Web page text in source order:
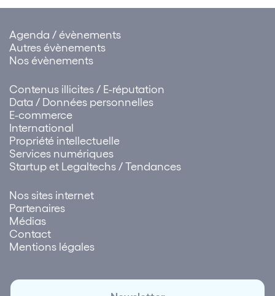
Agenda / évènements
Autres évènements
Nos évènements
Contenus illicites / E-réputation
Data / Données personnelles
E-commerce
International
Propriété intellectuelle
Services numériques
Startup et Legaltechs / Tendances
Nos sites internet
Partenaires
Médias
Contact
Mentions légales